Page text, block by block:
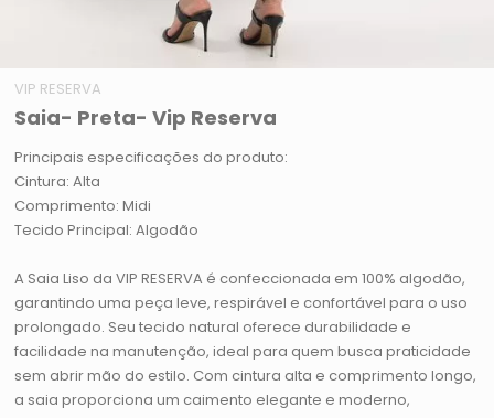
VIP RESERVA
Saia- Preta- Vip Reserva
Principais especificações do produto:
Cintura: Alta
Comprimento: Midi
Tecido Principal: Algodão
A Saia Liso da VIP RESERVA é confeccionada em 100% algodão,
garantindo uma peça leve, respirável e confortável para o uso
prolongado. Seu tecido natural oferece durabilidade e
facilidade na manutenção, ideal para quem busca praticidade
sem abrir mão do estilo. Com cintura alta e comprimento longo,
a saia proporciona um caimento elegante e moderno,